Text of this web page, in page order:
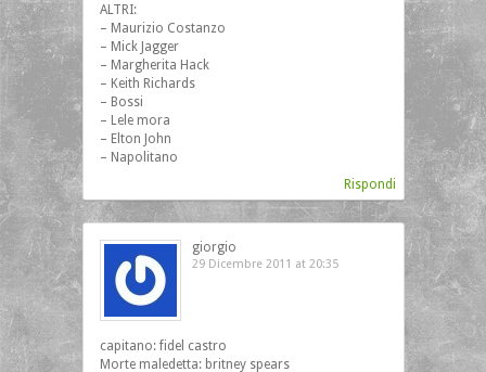
ALTRI:
– Maurizio Costanzo
– Mick Jagger
– Margherita Hack
– Keith Richards
– Bossi
– Lele mora
– Elton John
– Napolitano
Rispondi
giorgio
29 Dicembre 2011 at 20:35
capitano: fidel castro
Morte maledetta: britney spears